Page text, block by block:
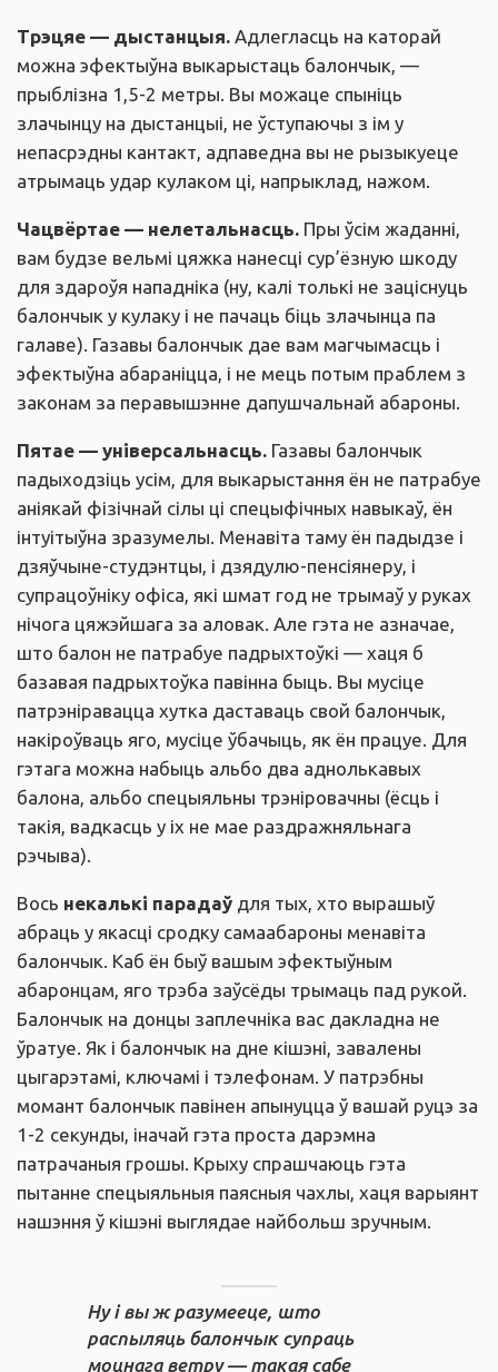
Трэцяе — дыстанцыя. Адлегласць на каторай
можна эфектыўна выкарыстаць балончык, —
прыблізна 1,5-2 метры. Вы можаце спыніць
злачынцу на дыстанцыі, не ўступаючы з ім у
непасрэдны кантакт, адпаведна вы не рызыкуеце
атрымаць удар кулаком ці, напрыклад, нажом.
Чацвёртае — нелетальнасць. Пры ўсім жаданні,
вам будзе вельмі цяжка нанесці сур’ёзную шкоду
для здароўя нападніка (ну, калі толькі не заціснуць
балончык у кулаку і не пачаць біць злачынца па
галаве). Газавы балончык дае вам магчымасць і
эфектыўна абараніцца, і не мець потым праблем з
законам за перавышэнне дапушчальнай абароны.
Пятае — універсальнасць. Газавы балончык
падыходзіць усім, для выкарыстання ён не патрабуе
аніякай фізічнай сілы ці спецыфічных навыкаў, ён
інтуітыўна зразумелы. Менавіта таму ён падыдзе і
дзяўчыне-студэнтцы, і дзядулю-пенсіянеру, і
супрацоўніку офіса, які шмат год не трымаў у руках
нічога цяжэйшага за аловак. Але гэта не азначае,
што балон не патрабуе падрыхтоўкі — хаця б
базавая падрыхтоўка павінна быць. Вы мусіце
патрэніравацца хутка даставаць свой балончык,
накіроўваць яго, мусіце ўбачыць, як ён працуе. Для
гэтага можна набыць альбо два аднолькавых
балона, альбо спецыяльны трэніровачны (ёсць і
такія, вадкасць у іх не мае раздражняльнага
рэчыва).
Вось некалькі парадаў для тых, хто вырашыў
абраць у якасці сродку самаабароны менавіта
балончык. Каб ён быў вашым эфектыўным
абаронцам, яго трэба заўсёды трымаць пад рукой.
Балончык на донцы заплечніка вас дакладна не
ўратуе. Як і балончык на дне кішэні, завалены
цыгарэтамі, ключамі і тэлефонам. У патрэбны
момант балончык павінен апынуцца ў вашай руцэ за
1-2 секунды, іначай гэта проста дарэмна
патрачаныя грошы. Крыху спрашчаюць гэта
пытанне спецыяльныя паясныя чахлы, хаця варыянт
нашэння ў кішэні выглядае найбольш зручным.
Ну і вы ж разумееце, што
распыляць балончык супраць
моцнага ветру — такая сабе